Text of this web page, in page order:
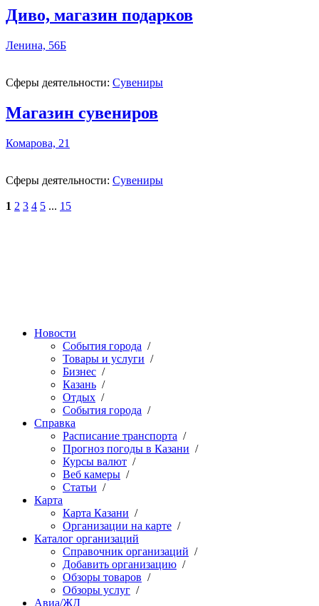
Диво, магазин подарков
Ленина, 56Б
Сферы деятельности: Сувениры
Магазин сувениров
Комарова, 21
Сферы деятельности: Сувениры
1 2 3 4 5 ... 15
Новости
События города /
Товары и услуги /
Бизнес /
Казань /
Отдых /
События города /
Справка
Расписание транспорта /
Прогноз погоды в Казани /
Курсы валют /
Веб камеры /
Статьи /
Карта
Карта Казани /
Организации на карте /
Каталог организаций
Справочник организаций /
Добавить организацию /
Обзоры товаров /
Обзоры услуг /
Авиа/ЖД